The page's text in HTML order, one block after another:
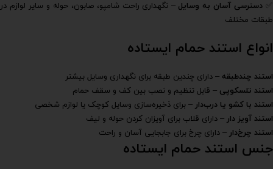
✅ دسترسی آسان به وسایل – نگهداری راحت شامپو، صابون، حوله و سایر لوازم در
طبقات مختلف
انواع استند حمام ایستاده
استند چندطبقه – دارای چندین طبقه برای نگهداری وسایل بیشتر
استند تلسکوپی – قابل تنظیم و نصب بین کف و سقف حمام
استند با کشو یا درب‌دار – برای ذخیره‌سازی وسایل کوچک یا لوازم شخصی
استند آویز دار – دارای قلاب برای آویزان کردن حوله و لیف
استند چرخ‌دار – دارای چرخ برای جابجایی آسان و راحت
جنس استند حمام ایستاده